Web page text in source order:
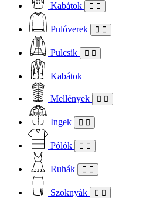
Kabátok
Pulóverek
Pulcsik
Kabátok
Mellények
Ingek
Pólók
Ruhák
Szoknyák